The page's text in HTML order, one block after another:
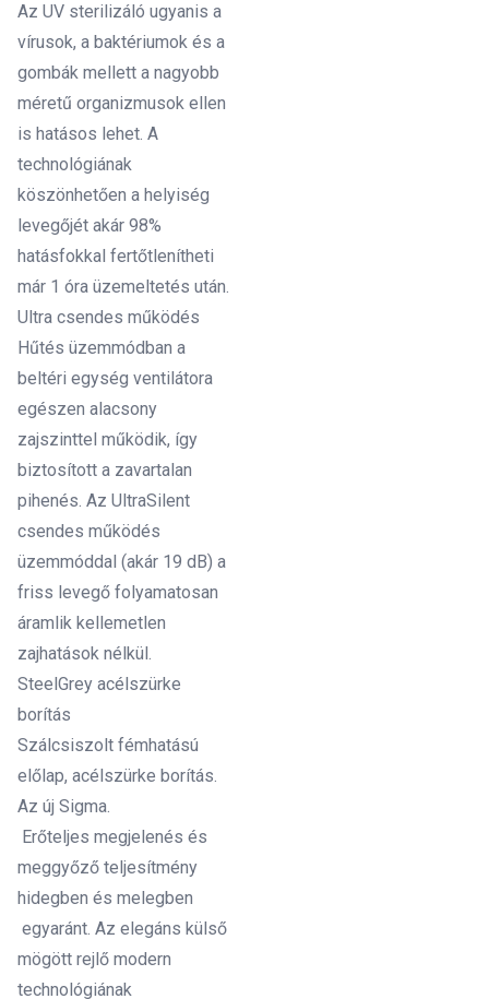
Az UV sterilizáló ugyanis a
vírusok, a baktériumok és a
gombák mellett a nagyobb
méretű organizmusok ellen
is hatásos lehet. A
technológiának
köszönhetően a helyiség
levegőjét akár 98%
hatásfokkal fertőtlenítheti
már 1 óra üzemeltetés után.
Ultra csendes működés
Hűtés üzemmódban a
beltéri egység ventilátora
egészen alacsony
zajszinttel működik, így
biztosított a zavartalan
pihenés. Az UltraSilent
csendes működés
üzemmóddal (akár 19 dB) a
friss levegő folyamatosan
áramlik kellemetlen
zajhatások nélkül.
SteelGrey acélszürke
borítás
Szálcsiszolt fémhatású
előlap, acélszürke borítás.
Az új Sigma.
Erőteljes megjelenés és
meggyőző teljesítmény
hidegben és melegben
egyaránt. Az elegáns külső
mögött rejlő modern
technológiának